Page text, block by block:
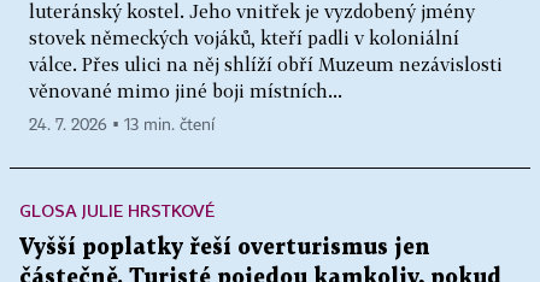
luteránský kostel. Jeho vnitřek je vyzdobený jmény
stovek německých vojáků, kteří padli v koloniální
válce. Přes ulici na něj shlíží obří Muzeum nezávislosti
věnované mimo jiné boji místních...
24. 7. 2026 ▪ 13 min. čtení
GLOSA JULIE HRSTKOVÉ
Vyšší poplatky řeší overturismus jen
částečně. Turisté pojedou kamkoliv, pokud